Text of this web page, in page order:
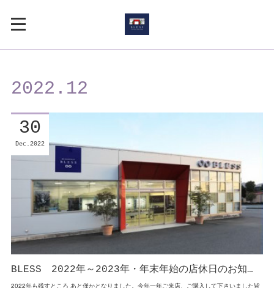
2022 . 12
BLESS 2022年～2023年・年末年始の店休日のお知…
2022年も残すところ あと僅かとなりました。今年一年ご来店、ご購入して下さいました皆
30
Dec 2022